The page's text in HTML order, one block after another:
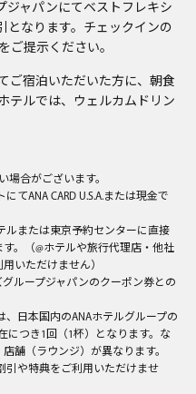
ジャパンにてベストフレキシ
となります。チェックインの
ご提示ください。
ご宿泊いただいた方に、朝食
テルでは、ウェルカムドリン
場合がございます。
てANA CARD U.S.A.または現金で
ルまたは東京予約センターに直接
。（@ホテルや旅行代理店・他社
いただけません）
ループジャパンのクーポン券との
日本国内のANAホテルグループの
につき1回（1杯）となります。な
舗（ラウンジ）が異なります。
引や特典をご利用いただけませ